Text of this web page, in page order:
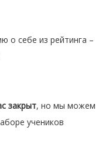
о себе из рейтинга –
закрыт, но мы можем
учеников